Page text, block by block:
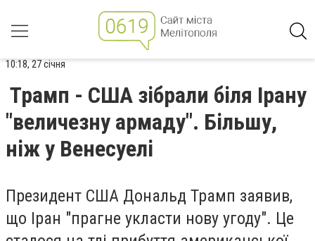
10:18, 27 січня
Трамп - США зібрали біля Ірану
"величезну армаду". Більшу,
ніж у Венесуелі
Президент США Дональд Трамп заявив,
що Іран "прагне укласти нову угоду". Це